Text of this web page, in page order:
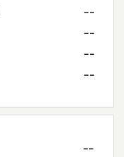
--
--
--
--
--